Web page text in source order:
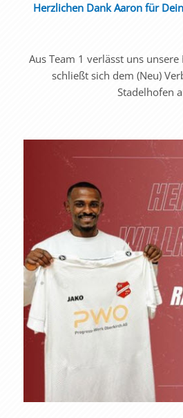
Herzlichen Dank Aaron für
Aus Team 1 verlässt uns
schließt sich dem (Neu)
Stadelhofen